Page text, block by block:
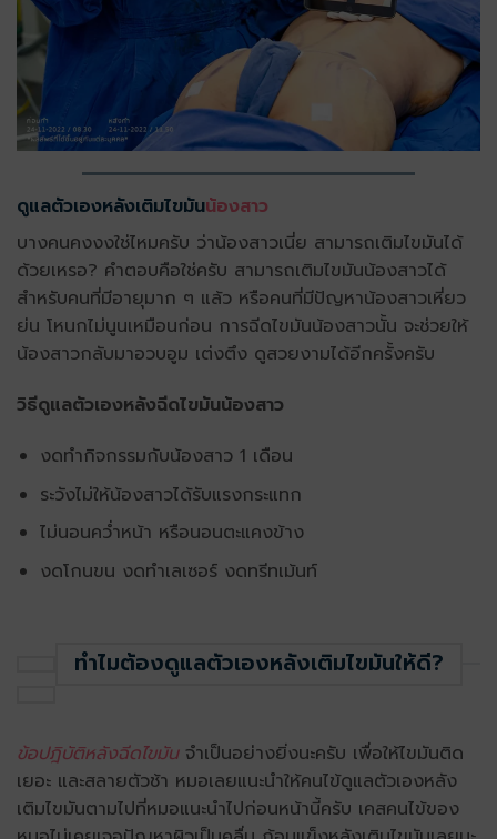
ดูแลตัวเองหลังเติมไขมันน้องสาว
บางคนคงงงใช่ไหมครับ ว่าน้องสาวเนี่ย สามารถเติมไขมันได้
ด้วยเหรอ? คำตอบคือใช่ครับ สามารถเติมไขมันน้องสาวได้
สำหรับคนที่มีอายุมาก ๆ แล้ว หรือคนที่มีปัญหาน้องสาวเหี่ยว
ย่น โหนกไม่นูนเหมือนก่อน การฉีดไขมันน้องสาวนั้น จะช่วยให้
น้องสาวกลับมาอวบอูม เต่งตึง ดูสวยงามได้อีกครั้งครับ
วิธีดูแลตัวเองหลังฉีดไขมันน้องสาว
งดทำกิจกรรมกับน้องสาว 1 เดือน
ระวังไม่ให้น้องสาวได้รับแรงกระแทก
ไม่นอนคว่ำหน้า หรือนอนตะแคงข้าง
งดโกนขน งดทำเลเซอร์ งดทรีทเม้นท์
ทำไมต้องดูแลตัวเองหลังเติมไขมันให้ดี?
ข้อปฎิบัติหลังฉีดไขมัน จำเป็นอย่างยิ่งนะครับ เพื่อให้ไขมันติด
เยอะ และสลายตัวช้า หมอเลยแนะนำให้คนไข้ดูแลตัวเองหลัง
เติมไขมันตามไปที่หมอแนะนำไปก่อนหน้านี้ครับ เคสคนไข้ของ